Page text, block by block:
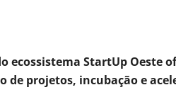
ecossistema StartUp Oeste
de projetos, incubação e